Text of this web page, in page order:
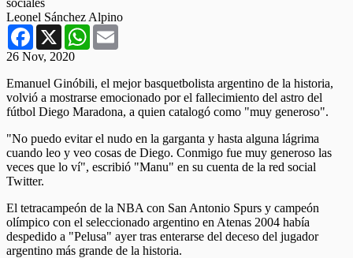
Leonel Sánchez Alpino
Facebook
X WhatsApp
26 Nov, 2020
Emanuel Ginóbili, el mejor basquetbolista argentino de la historia,
volvió a mostrarse emocionado por el fallecimiento del astro del
fútbol Diego Maradona, a quien catalogó como "muy generoso".
"No puedo evitar el nudo en la garganta y hasta alguna lágrima
cuando leo y veo cosas de Diego. Conmigo fue muy generoso las
veces que lo ví", escribió "Manu" en su cuenta de la red social
Twitter.
El tetracampeón de la NBA con San Antonio Spurs y campeón
olímpico con el seleccionado argentino en Atenas 2004 había
despedido a "Pelusa" ayer tras enterarse del deceso del jugador
argentino más grande de la historia.